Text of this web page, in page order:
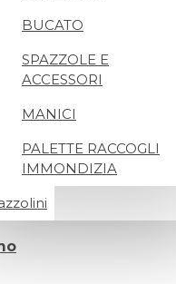
BUCATO
SPAZZOLE E
ACCESSORI
MANICI
PALETTE RACCOGLI
IMMONDIZIA